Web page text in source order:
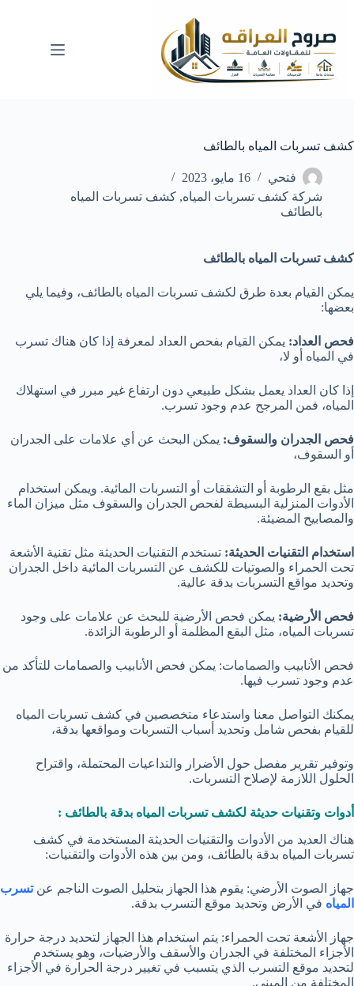
المحتوى
كشف تسربات المياه بالطائف
فتحي
16 مايو، 2023
شركة كشف تسربات المياه, كشف تسربات المياه
بالطائف
كشف تسربات المياه بالطائف
يمكن القيام بعدة طرق لكشف تسربات المياه بالطائف، وفيما يلي
بعضها:
فحص العداد: يمكن القيام بفحص العداد لمعرفة إذا كان هناك تسرب
في المياه أو لا،
إذا كان العداد يعمل بشكل طبيعي دون ارتفاع غير مبرر في استهلاك
المياه، فمن المرجح عدم وجود تسرب.
فحص الجدران والسقوف: يمكن البحث عن أي علامات على الجدران
أو السقوف،
مثل بقع الرطوبة أو التشققات أو التسربات المائية. ويمكن استخدام
الأدوات المنزلية البسيطة لفحص الجدران والسقوف مثل ميزان الماء
والمصابيح المضيئة.
استخدام التقنيات الحديثة: تستخدم التقنيات الحديثة مثل تقنية الأشعة
تحت الحمراء والصوتيات للكشف عن التسربات المائية داخل الجدران
وتحديد مواقع التسربات بدقة عالية.
فحص الأرضية: يمكن فحص الأرضية للبحث عن علامات على وجود
تسربات المياه، مثل البقع المظلمة أو الرطوبة الزائدة.
فحص الأنابيب والصمامات: يمكن فحص الأنابيب والصمامات للتأكد من
عدم وجود تسرب فيها.
يمكنك التواصل معنا واستدعاء متخصصين في كشف تسربات المياه
للقيام بفحص شامل وتحديد أسباب التسربات ومواقعها بدقة،
وتوفير تقرير مفصل حول الأضرار والتداعيات المحتملة، واقتراح
الحلول اللازمة لإصلاح التسربات.
أدوات وتقنيات حديثة لكشف تسربات المياه بدقة بالطائف :
هناك العديد من الأدوات والتقنيات الحديثة المستخدمة في كشف
تسربات المياه بدقة بالطائف، ومن بين هذه الأدوات والتقنيات:
جهاز الصوت الأرضي: يقوم هذا الجهاز بتحليل الصوت الناجم عنتسرب
المياه في الأرض وتحديد موقع التسرب بدقة.
جهاز الأشعة تحت الحمراء: يتم استخدام هذا الجهاز لتحديد درجة حرارة
الأجزاء المختلفة في الجدران والأسقف والأرضيات، وهو يستخدم
لتحديد موقع التسرب الذي يتسبب في تغيير درجة الحرارة في الأجزاء
المختلفة من المبنى.